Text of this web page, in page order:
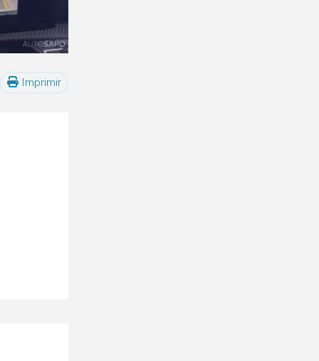
Imprimir